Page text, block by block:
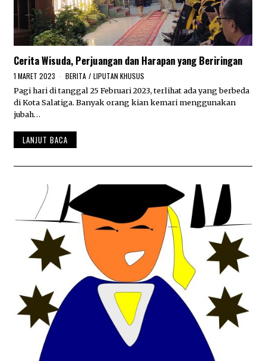
Cerita Wisuda, Perjuangan dan Harapan yang Beriringan
1 MARET 2023
M
A
R
2
0
BERITA / LIPUTAN KHUSUS
Pagi hari di tanggal 25 Februari 2023, terlihat ada yang berbeda
di Kota Salatiga. Banyak orang kian kemari menggunakan
jubah…
LANJUT BACA